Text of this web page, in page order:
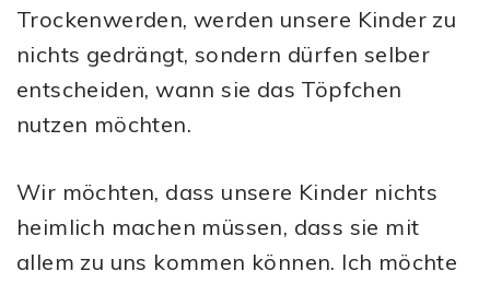
Trockenwerden, werden unsere Kinder zu
nichts gedrängt, sondern dürfen selber
entscheiden, wann sie das Töpfchen
nutzen möchten.
Wir möchten, dass unsere Kinder nichts
heimlich machen müssen, dass sie mit
allem zu uns kommen können. Ich möchte